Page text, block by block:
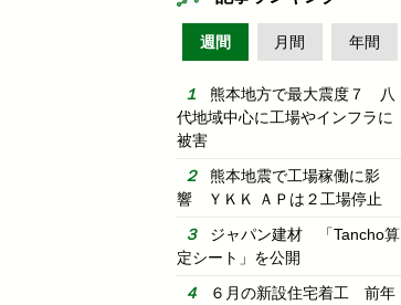
週間 月間 年間
熊本地方で最大震度７ 八
代地域中心に工場やインフラに
被害
熊本地震で工場稼働に影
響 ＹＫＫ ＡＰは２工場停止
ジャパン建材 「Tancho算
定シート」を公開
６月の新設住宅着工 前年